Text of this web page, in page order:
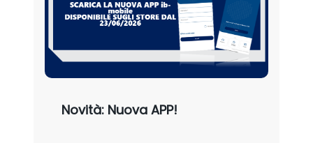
Novità: Nuova APP!